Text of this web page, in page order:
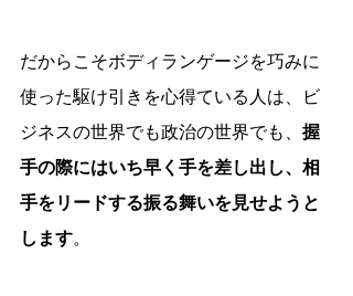
だからこそボディランゲージを巧みに
使った駆け引きを心得ている人は、ビ
ジネスの世界でも政治の世界でも、 握
手の際にはいち早く手を差し出し、相
手をリードする振る舞いを見せようと
します。